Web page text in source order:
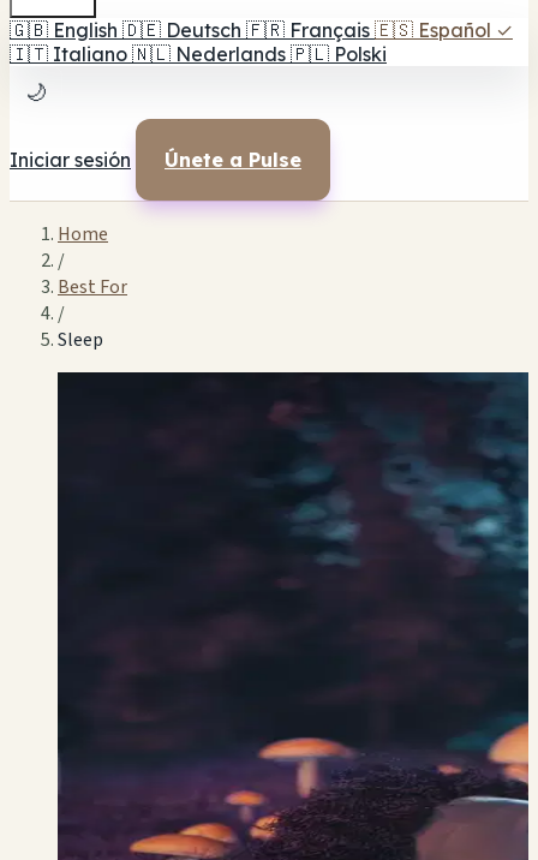
🇬🇧 English 🇩🇪 Deutsch 🇫🇷 Français 🇪🇸 Español ✓
🇮🇹 Italiano 🇳🇱 Nederlands 🇵🇱 Polski
🌙
Iniciar sesión Únete a Pulse
Home
/
Best For
/
Sleep